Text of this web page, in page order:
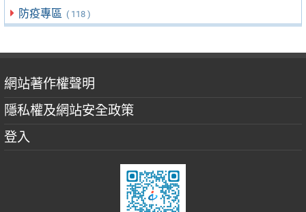
防疫專區 ( 118 )
網站著作權聲明
隱私權及網站安全政策
登入